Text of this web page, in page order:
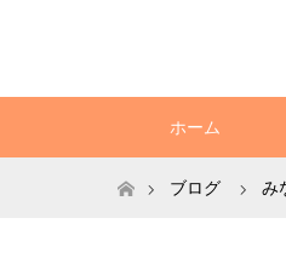
ホーム
ホームブログ み